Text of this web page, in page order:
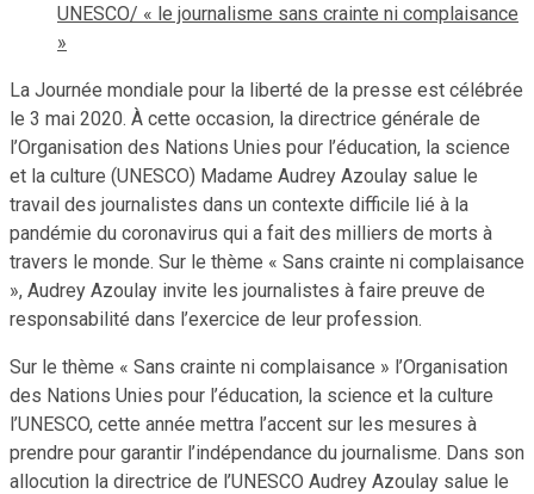
UNESCO/ « le journalisme sans crainte ni complaisance
»
La Journée mondiale pour la liberté de la presse est célébrée
le 3 mai 2020. À cette occasion, la directrice générale de
l’Organisation des Nations Unies pour l’éducation, la science
et la culture (UNESCO) Madame Audrey Azoulay salue le
travail des journalistes dans un contexte difficile lié à la
pandémie du coronavirus qui a fait des milliers de morts à
travers le monde. Sur le thème « Sans crainte ni complaisance
», Audrey Azoulay invite les journalistes à faire preuve de
responsabilité dans l’exercice de leur profession.
Sur le thème « Sans crainte ni complaisance » l’Organisation
des Nations Unies pour l’éducation, la science et la culture
l’UNESCO, cette année mettra l’accent sur les mesures à
prendre pour garantir l’indépendance du journalisme. Dans son
allocution la directrice de l’UNESCO Audrey Azoulay salue le